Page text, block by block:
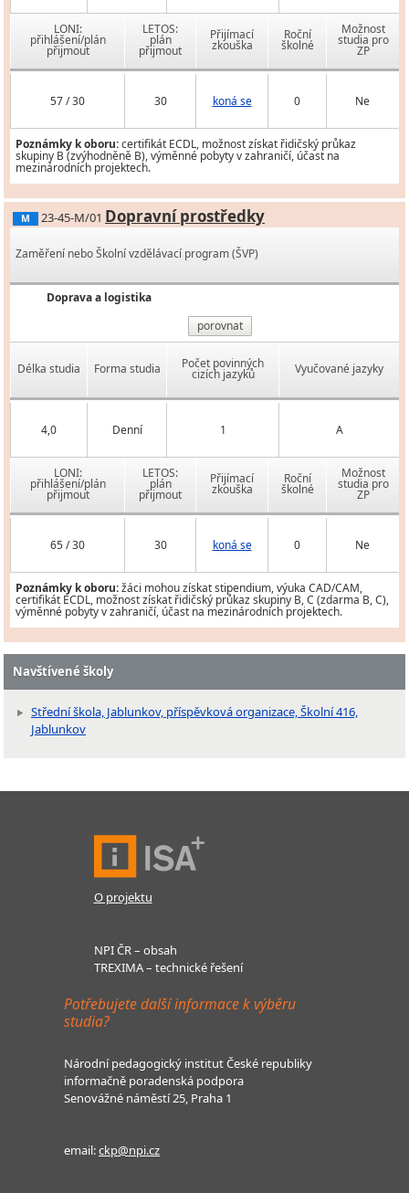
LONI:
přihlášení/plán
přijmout
LETOS:
plán
přijmout
Přijímací
zkouška
Roční
školné
Možnost
studia pro
ZP
57 / 30 30 koná se 0 Ne
Poznámky k oboru:certifikát ECDL, možnost získat řidičský průkaz
skupiny B (zvýhodněně B), výměnné pobyty v zahraničí, účast na
mezinárodních projektech.
M 23-45-M/01 Dopravní prostředky
Zaměření nebo Školní vzdělávací program (ŠVP)
Doprava a logistika
porovnat
Délka studia Forma studia Počet povinných
cizích jazyků Vyučované jazyky
4,0 Denní 1 A
LONI:
přihlášení/plán
přijmout
LETOS:
plán
přijmout
Přijímací
zkouška
Roční
školné
Možnost
studia pro
ZP
65 / 30 30 koná se 0 Ne
Poznámky k oboru:žáci mohou získat stipendium, výuka CAD/CAM,
certifikát ECDL, možnost získat řidičský průkaz skupiny B, C (zdarma B, C),
výměnné pobyty v zahraničí, účast na mezinárodních projektech.
Navštívené školy
Střední škola, Jablunkov, příspěvková organizace, Školní 416,
Jablunkov
O projektu
NPI ČR – obsah
TREXIMA – technické řešení
Potřebujete další informace k výběru
studia?
Národní pedagogický institut České republiky
informačně poradenská podpora
Senovážné náměstí 25, Praha 1
email:ckp@npi.cz